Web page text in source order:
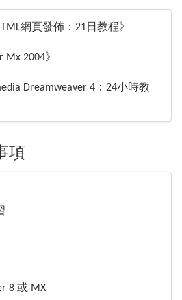
網頁發佈：21日教程》
Mx 2004》
Dreamweaver 4：24小時教
項
8 或 MX